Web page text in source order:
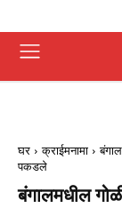
घर क्राईमनामा
पकडले
बंगालमधील